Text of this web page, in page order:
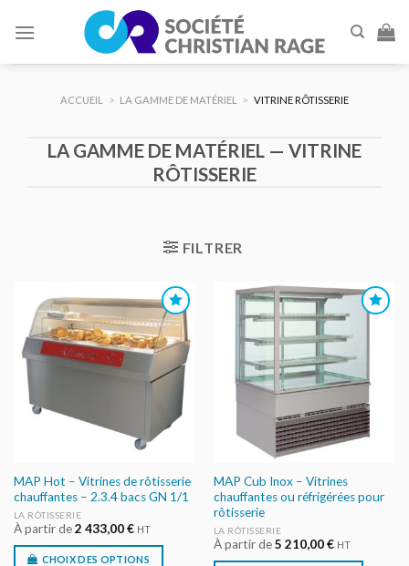
ACCUEIL > LA GAMME DE MATÉRIEL > VITRINE RÔTISSERIE
LA GAMME DE MATÉRIEL — VITRINE
RÔTISSERIE
FILTRER
AJOUTER
AU DEVIS
MAP Hot – Vitrines de rôtisserie
chauffantes – 2.3.4 bacs GN 1/1
LA RÔTISSERIE
À partir de2 433,00€ HT
CHOIX DES OPTIONS
AJOUTER
AU DEVIS
MAP Cub Inox – Vitrines
chauffantes ou réfrigérées pour
rôtisserie
LA RÔTISSERIE
À partir de5 210,00€ HT